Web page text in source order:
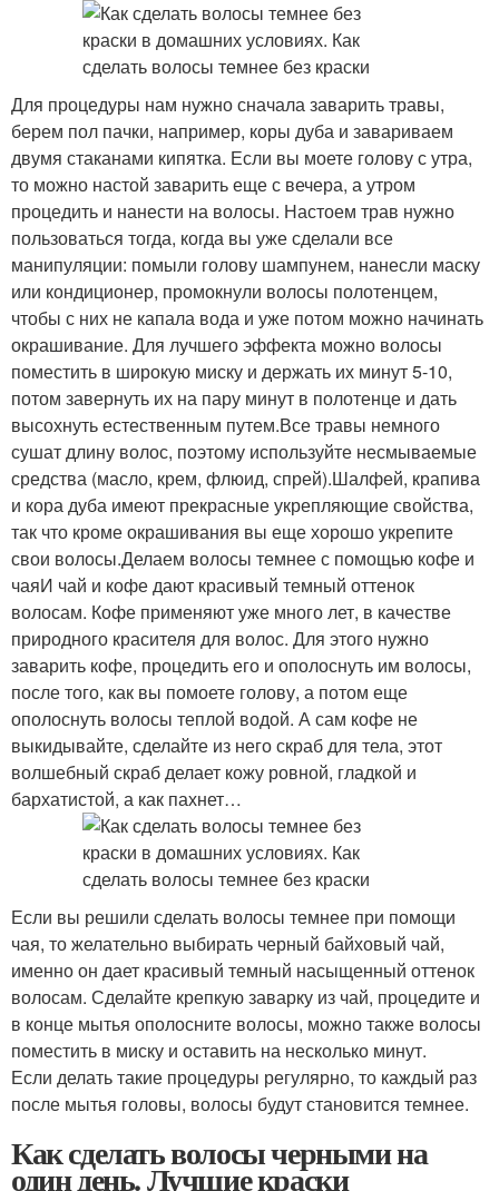
Для процедуры нам нужно сначала заварить травы,
берем пол пачки, например, коры дуба и завариваем
двумя стаканами кипятка. Если вы моете голову с утра,
то можно настой заварить еще с вечера, а утром
процедить и нанести на волосы. Настоем трав нужно
пользоваться тогда, когда вы уже сделали все
манипуляции: помыли голову шампунем, нанесли маску
или кондиционер, промокнули волосы полотенцем,
чтобы с них не капала вода и уже потом можно начинать
окрашивание. Для лучшего эффекта можно волосы
поместить в широкую миску и держать их минут 5-10,
потом завернуть их на пару минут в полотенце и дать
высохнуть естественным путем.Все травы немного
сушат длину волос, поэтому используйте несмываемые
средства (масло, крем, флюид, спрей).Шалфей, крапива
и кора дуба имеют прекрасные укрепляющие свойства,
так что кроме окрашивания вы еще хорошо укрепите
свои волосы.Делаем волосы темнее с помощью кофе и
чаяИ чай и кофе дают красивый темный оттенок
волосам. Кофе применяют уже много лет, в качестве
природного красителя для волос. Для этого нужно
заварить кофе, процедить его и ополоснуть им волосы,
после того, как вы помоете голову, а потом еще
ополоснуть волосы теплой водой. А сам кофе не
выкидывайте, сделайте из него скраб для тела, этот
волшебный скраб делает кожу ровной, гладкой и
бархатистой, а как пахнет…
Если вы решили сделать волосы темнее при помощи
чая, то желательно выбирать черный байховый чай,
именно он дает красивый темный насыщенный оттенок
волосам. Сделайте крепкую заварку из чай, процедите и
в конце мытья ополосните волосы, можно также волосы
поместить в миску и оставить на несколько минут.
Если делать такие процедуры регулярно, то каждый раз
после мытья головы, волосы будут становится темнее.
Как сделать волосы черными на
один день. Лучшие краски